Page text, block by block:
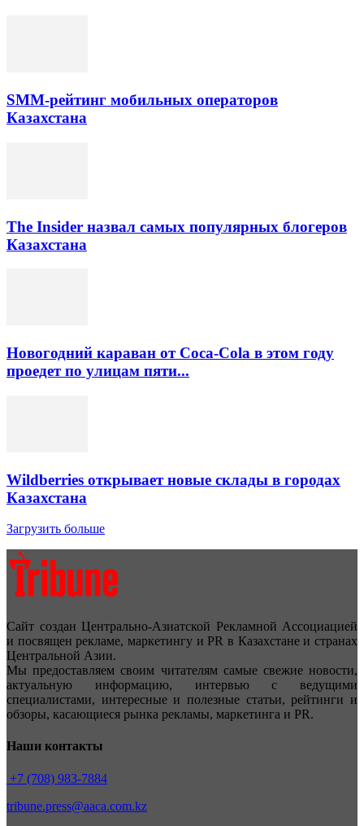
SMM-рейтинг мобильных операторов
Казахстана
The Insider назвал самых популярных блогеров
Казахстана
Новогодний караван от Coca-Cola в этом году
проедет по улицам пяти...
Wildberries открывает новые склады в городах
Казахстана
Загрузить больше
Сайт создан Центрально-Азиатской Рекламной Ассоциацией
и посвящен рекламе, маркетингу и PR в Казахстане и странах
Центральной Азии.
Мы предоставляем своим читателям самые свежие новости,
актуальную информацию, интервью с ведущими
специалистами, интересные и полезные статьи, рейтинги и
обзоры, касающиеся рынка рекламы, маркетинга и PR.
Наши контакты
+7 (708) 983-7884
tribune.press@aaca.com.kz